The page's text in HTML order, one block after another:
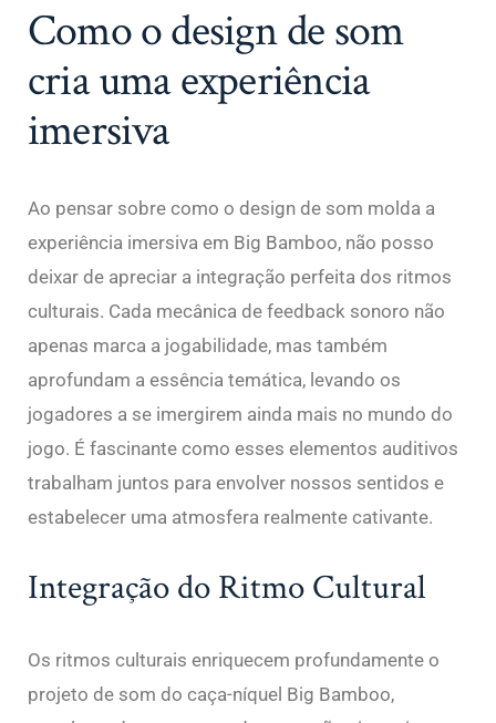
Como o design de som
cria uma experiência
imersiva
Ao pensar sobre como o design de som molda a
experiência imersiva em Big Bamboo, não posso
deixar de apreciar a integração perfeita dos ritmos
culturais. Cada mecânica de feedback sonoro não
apenas marca a jogabilidade, mas também
aprofundam a essência temática, levando os
jogadores a se imergirem ainda mais no mundo do
jogo. É fascinante como esses elementos auditivos
trabalham juntos para envolver nossos sentidos e
estabelecer uma atmosfera realmente cativante.
Integração do Ritmo Cultural
Os ritmos culturais enriquecem profundamente o
projeto de som do caça-níquel Big Bamboo,